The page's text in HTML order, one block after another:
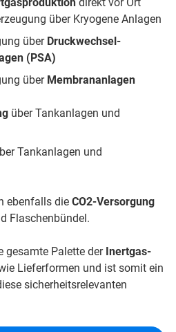
über Kryogene Anlagen
über Druckwechsel-
(PSA)
über Membrananlagen
über Tankanlagen und
Tankanlagen und
ebenfalls die CO2-Versorgung
Flaschenbündel.
gesamte Palette der Inertgas-
Lieferformen und ist somit ein
sicherheitsrelevanten